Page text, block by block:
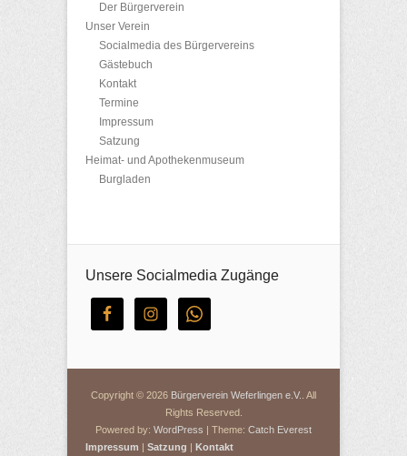
Der Bürgerverein
Unser Verein
Socialmedia des Bürgervereins
Gästebuch
Kontakt
Termine
Impressum
Satzung
Heimat- und Apothekenmuseum
Burgladen
Unsere Socialmedia Zugänge
Copyright © 2026 Bürgerverein Weferlingen e.V. . All
Rights Reserved.
Powered by: WordPress | Theme: Catch Everest
Impressum
Satzung Kontakt